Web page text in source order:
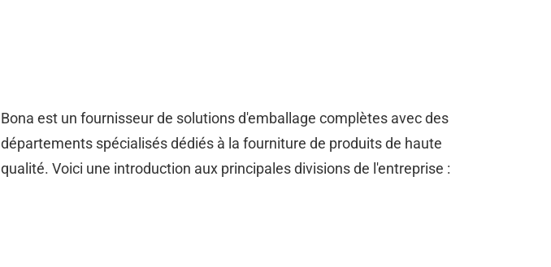
Bona est un fournisseur de solutions d'emballage complètes avec des
départements spécialisés dédiés à la fourniture de produits de haute
qualité. Voici une introduction aux principales divisions de l'entreprise :